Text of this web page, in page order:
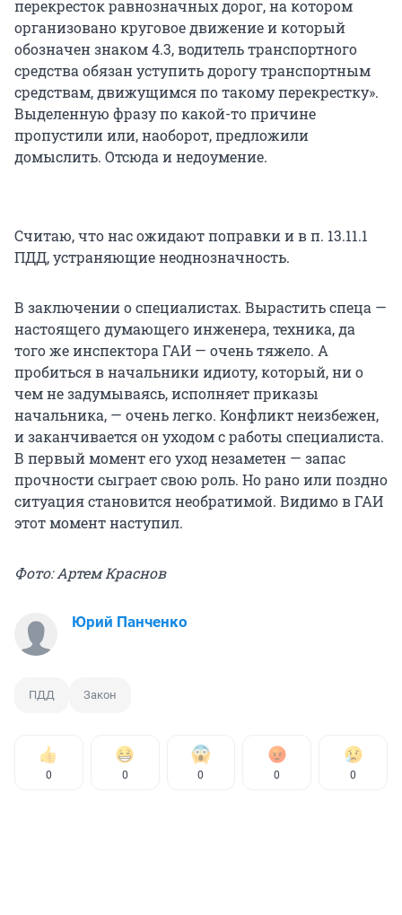
перекресток равнозначных дорог, на котором
организовано круговое движение и который
обозначен знаком 4.3, водитель транспортного
средства обязан уступить дорогу транспортным
средствам, движущимся по такому перекрестку».
Выделенную фразу по какой-то причине
пропустили или, наоборот, предложили
домыслить. Отсюда и недоумение.
Считаю, что нас ожидают поправки и в п. 13.11.1
ПДД, устраняющие неоднозначность.
В заключении о специалистах. Вырастить спеца —
настоящего думающего инженера, техника, да
того же инспектора ГАИ — очень тяжело. А
пробиться в начальники идиоту, который, ни о
чем не задумываясь, исполняет приказы
начальника, — очень легко. Конфликт неизбежен,
и заканчивается он уходом с работы специалиста.
В первый момент его уход незаметен — запас
прочности сыграет свою роль. Но рано или поздно
ситуация становится необратимой. Видимо в ГАИ
этот момент наступил.
Фото: Артем Краснов
Юрий Панченко
ПДД Закон
0 0 0 0 0